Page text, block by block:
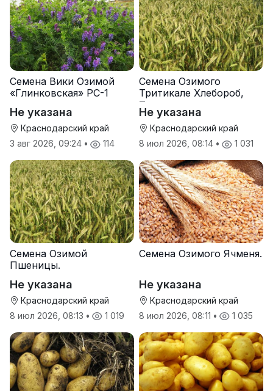
Семена Вики Озимой
«Глинковская» РС-1
Не указана
Краснодарский край
3 авг 2026, 09:24 • 114
Семена Озимого
Тритикале Хлебороб,
Тихон
Не указана
Краснодарский край
8 июл 2026, 08:14 • 1 031
Семена Озимой
Пшеницы.
Не указана
Краснодарский край
8 июл 2026, 08:13 • 1 019
Семена Озимого Ячменя.
Не указана
Краснодарский край
8 июл 2026, 08:11 • 1 035